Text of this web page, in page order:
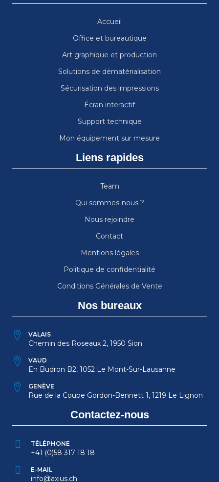
Accueil
Office et bureautique
Art graphique et production
Solutions de dématérialisation
Sécurisation des impressions
Écran interactif
Support technique
Mon équipement sur mesure
Liens rapides
Team
Qui sommes-nous ?
Nous rejoindre
Contact
Mentions légales
Politique de confidentialité
Conditions Générales de Vente
Nos bureaux
VALAIS
Chemin des Roseaux 2, 1950 Sion
VAUD
En Budron B2, 1052 Le Mont-Sur-Lausanne
GENÈVE
Rue de la Coupe Gordon-Bennett 1, 1219 Le Lignon
Contactez-nous
TÉLÉPHONE
+41 (0)58 317 18 18
E-MAIL
info@axius.ch